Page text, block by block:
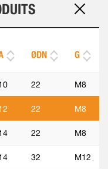
ØDN G
22 M8
22 M8
22 M8
32 M12